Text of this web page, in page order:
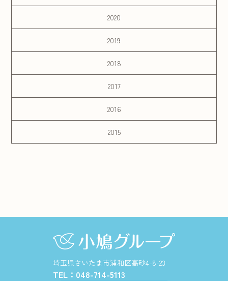
2020
2019
2018
2017
2016
2015
埼玉県さいたま市浦和区高砂4-8-23
TEL：048-714-5113